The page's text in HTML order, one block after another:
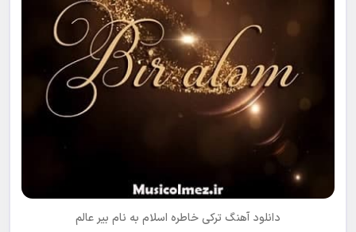
دانلود آهنگ ترکیخاطره اسلام به نام بیر عالم